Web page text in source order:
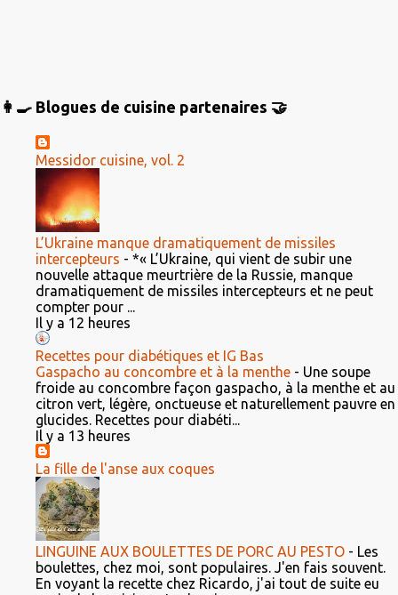
👩‍🍳 Blogues de cuisine partenaires 🤝
Messidor cuisine, vol. 2
L’Ukraine manque dramatiquement de missiles
intercepteurs - *« L’Ukraine, qui vient de subir une
nouvelle attaque meurtrière de la Russie, manque
dramatiquement de missiles intercepteurs et ne peut
compter pour ...
Il y a 12 heures
Recettes pour diabétiques et IG Bas
Gaspacho au concombre et à la menthe - Une soupe
froide au concombre façon gaspacho, à la menthe et au
citron vert, légère, onctueuse et naturellement pauvre en
glucides. Recettes pour diabéti...
Il y a 13 heures
La fille de l'anse aux coques
LINGUINE AUX BOULETTES DE PORC AU PESTO - Les
boulettes, chez moi, sont populaires. J'en fais souvent.
En voyant la recette chez Ricardo, j'ai tout de suite eu